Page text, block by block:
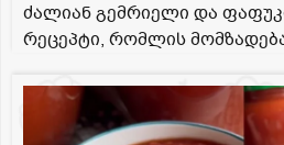
ძალიან გემრიელი და
რეცეპტი, რომლის